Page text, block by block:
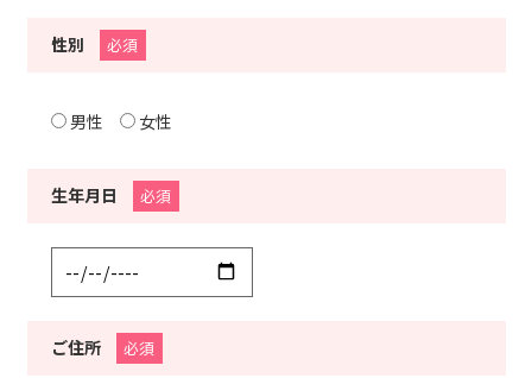
性別 必須
男性 女性
生年月日 必須
ご住所 必須